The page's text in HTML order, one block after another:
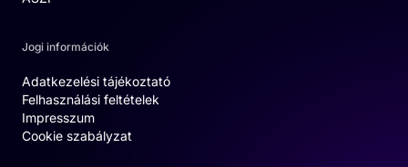
Jogi információk
Adatkezelési tájékoztató
Felhasználási feltételek
Impresszum
Cookie szabályzat